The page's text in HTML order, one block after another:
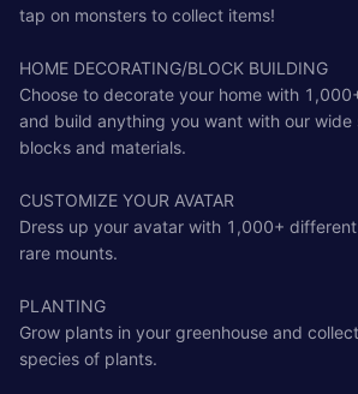
tap on monsters to collect items!
HOME DECORATING/BLOCK BUILDING
Choose to decorate your home with
and build anything you want with our wide
blocks and materials.
CUSTOMIZE YOUR AVATAR
Dress up your avatar with 1,000+
rare mounts.
PLANTING
Grow plants in your greenhouse and
species of plants.